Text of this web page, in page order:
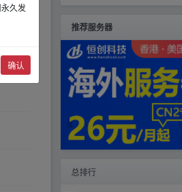
推荐服务器
总排行
久发
确认